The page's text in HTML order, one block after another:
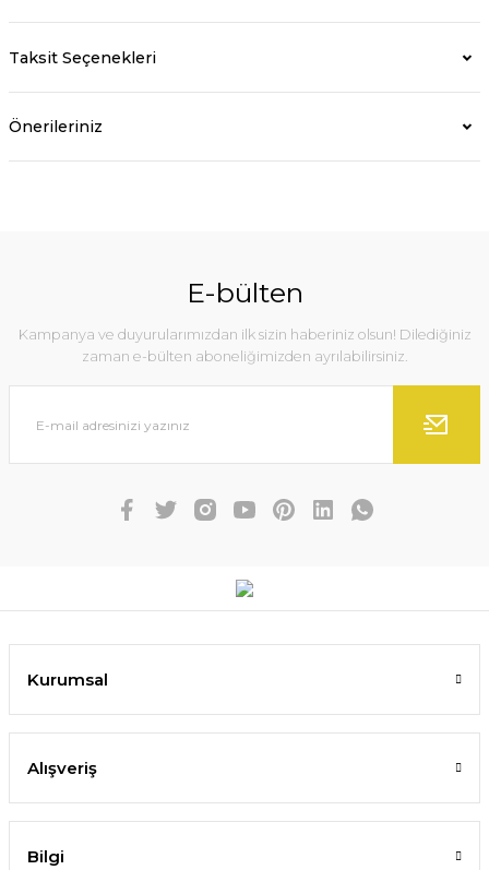
Taksit Seçenekleri
Önerileriniz
E-bülten
Kampanya ve duyurularımızdan ilk sizin haberiniz olsun! Dilediğiniz
zaman e-bülten aboneliğimizden ayrılabilirsiniz.
Kurumsal
Alışveriş
Bilgi